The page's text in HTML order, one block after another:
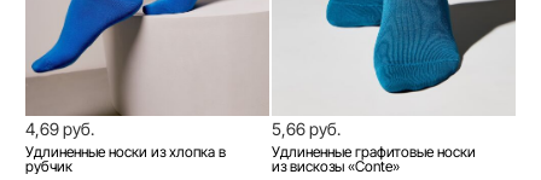
4,69 руб.
Удлиненные носки из хлопка в
рубчик
5,66 руб.
Удлиненные графитовые носки
из вискозы «Conte»